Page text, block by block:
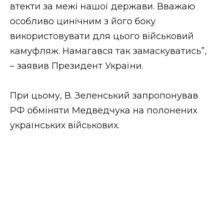
НОВИНИ ЗАХІДНОЇ УКРАЇНИ
ФОТО
ВІДЕО
втекти за межі нашої держави. Вважаю
особливо цинічним з його боку
використовувати для цього військовий
камуфляж. Намагався так замаскуватись”,
– заявив Президент України.
При цьому, В. Зеленський запропонував
РФ обміняти Медведчука на полонених
українських військових.